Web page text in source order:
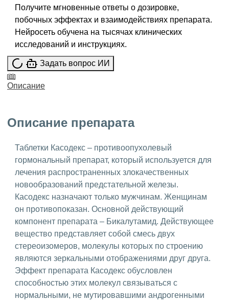
Получите мгновенные ответы о дозировке,
побочных эффектах и взаимодействиях препарата.
Нейросеть обучена на тысячах клинических
исследований и инструкциях.
Задать вопрос ИИ
Описание
Описание препарата
Таблетки Касодекс – противоопухолевый
гормональный препарат, который используется для
лечения распространенных злокачественных
новообразований предстательной железы.
Касодекс назначают только мужчинам. Женщинам
он противопоказан. Основной действующий
компонент препарата – Бикалутамид. Действующее
вещество представляет собой смесь двух
стереоизомеров, молекулы которых по строению
являются зеркальными отображениями друг друга.
Эффект препарата Касодекс обусловлен
способностью этих молекул связываться с
нормальными, не мутировавшими андрогенными